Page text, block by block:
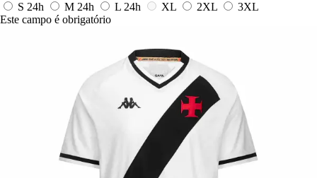
S 24h M 24h L 24h XL 2XL
3XL
Este campo é obrigatório